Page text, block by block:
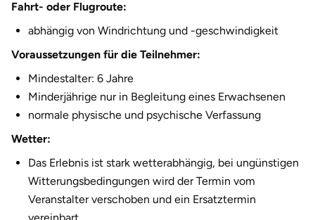
Fahrt- oder Flugroute:
abhängig von Windrichtung und -geschwindigkeit
Voraussetzungen für die Teilnehmer:
Mindestalter: 6 Jahre
Minderjährige nur in Begleitung eines Erwachsenen
normale physische und psychische Verfassung
Wetter:
Das Erlebnis ist stark wetterabhängig, bei ungünstigen
Witterungsbedingungen wird der Termin vom
Veranstalter verschoben und ein Ersatztermin